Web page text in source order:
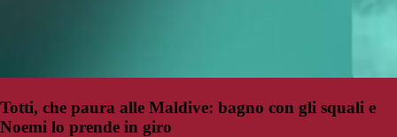
Totti, che paura alle Maldive: bagno con gli squali e
Noemi lo prende in giro